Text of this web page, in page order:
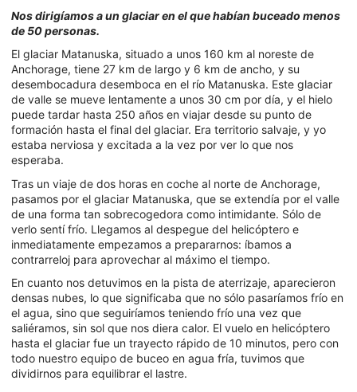
Nos dirigíamos a un glaciar en el que habían buceado menos
de 50 personas.
El glaciar Matanuska, situado a unos 160 km al noreste de
Anchorage, tiene 27 km de largo y 6 km de ancho, y su
desembocadura desemboca en el río Matanuska. Este glaciar
de valle se mueve lentamente a unos 30 cm por día, y el hielo
puede tardar hasta 250 años en viajar desde su punto de
formación hasta el final del glaciar. Era territorio salvaje, y yo
estaba nerviosa y excitada a la vez por ver lo que nos
esperaba.
Tras un viaje de dos horas en coche al norte de Anchorage,
pasamos por el glaciar Matanuska, que se extendía por el valle
de una forma tan sobrecogedora como intimidante. Sólo de
verlo sentí frío. Llegamos al despegue del helicóptero e
inmediatamente empezamos a prepararnos: íbamos a
contrarreloj para aprovechar al máximo el tiempo.
En cuanto nos detuvimos en la pista de aterrizaje, aparecieron
densas nubes, lo que significaba que no sólo pasaríamos frío en
el agua, sino que seguiríamos teniendo frío una vez que
saliéramos, sin sol que nos diera calor. El vuelo en helicóptero
hasta el glaciar fue un trayecto rápido de 10 minutos, pero con
todo nuestro equipo de buceo en agua fría, tuvimos que
dividirnos para equilibrar el lastre.